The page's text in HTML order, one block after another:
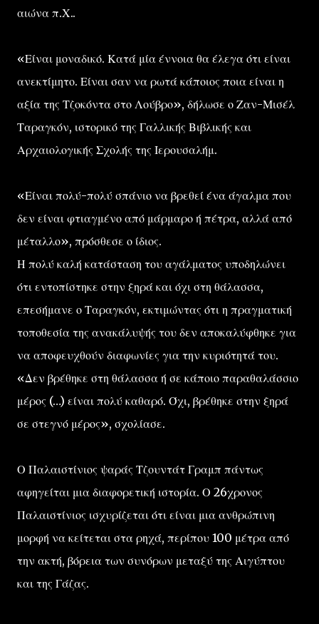
αιώνα π.Χ..
«Είναι μοναδικό. Κατά μία έννοια θα έλεγα ότι είναι
ανεκτίμητο. Είναι σαν να ρωτά κάποιος ποια είναι η
αξία της Τζοκόντα στο Λούβρο», δήλωσε ο Ζαν-Μισέλ
Ταραγκόν, ιστορικό της Γαλλικής Βιβλικής και
Αρχαιολογικής Σχολής της Ιερουσαλήμ.
«Είναι πολύ-πολύ σπάνιο να βρεθεί ένα άγαλμα που
δεν είναι φτιαγμένο από μάρμαρο ή πέτρα, αλλά από
μέταλλο», πρόσθεσε ο ίδιος.
Η πολύ καλή κατάσταση του αγάλματος υποδηλώνει
ότι εντοπίστηκε στην ξηρά και όχι στη θάλασσα,
επεσήμανε ο Ταραγκόν, εκτιμώντας ότι η πραγματική
τοποθεσία της ανακάλυψής του δεν αποκαλύφθηκε για
να αποφευχθούν διαφωνίες για την κυριότητά του.
«Δεν βρέθηκε στη θάλασσα ή σε κάποιο παραθαλάσσιο
μέρος (…) είναι πολύ καθαρό. Όχι, βρέθηκε στην ξηρά
σε στεγνό μέρος», σχολίασε.
Ο Παλαιστίνιος ψαράς Τζουντάτ Γραμπ πάντως
αφηγείται μια διαφορετική ιστορία. Ο 26χρονος
Παλαιστίνιος ισχυρίζεται ότι είναι μια ανθρώπινη
μορφή να κείτεται στα ρηχά, περίπου 100 μέτρα από
την ακτή, βόρεια των συνόρων μεταξύ της Αιγύπτου
και της Γάζας.